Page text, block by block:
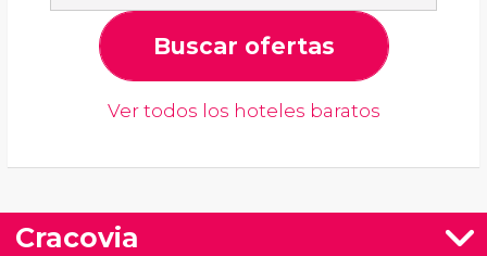
Buscar ofertas
Ver todos los hoteles baratos
Cracovia